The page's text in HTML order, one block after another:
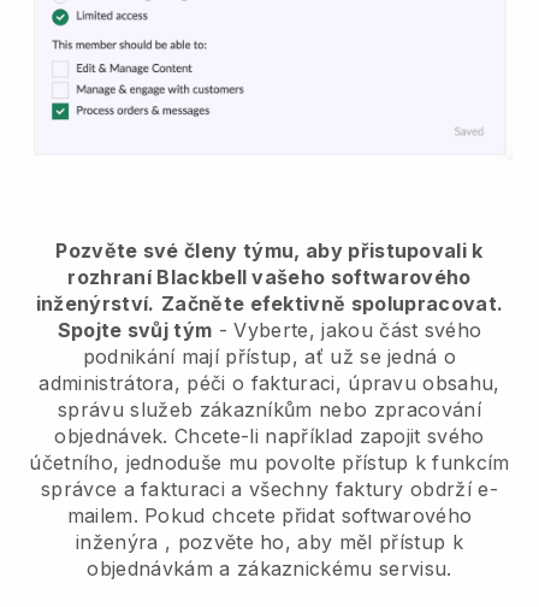
Pozvěte své členy týmu, aby přistupovali k
rozhraní Blackbell vašeho softwarového
inženýrství. Začněte efektivně spolupracovat.
Spojte svůj tým - Vyberte, jakou část svého
podnikání mají přístup, ať už se jedná o
administrátora, péči o fakturaci, úpravu obsahu,
správu služeb zákazníkům nebo zpracování
objednávek. Chcete-li například zapojit svého
účetního, jednoduše mu povolte přístup k funkcím
správce a fakturaci a všechny faktury obdrží e-
mailem. Pokud chcete přidat softwarového
inženýra , pozvěte ho, aby měl přístup k
objednávkám a zákaznickému servisu.